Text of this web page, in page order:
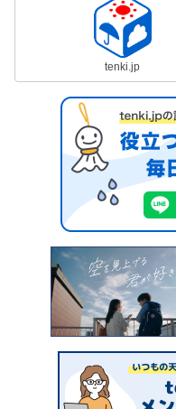
tenki.jp